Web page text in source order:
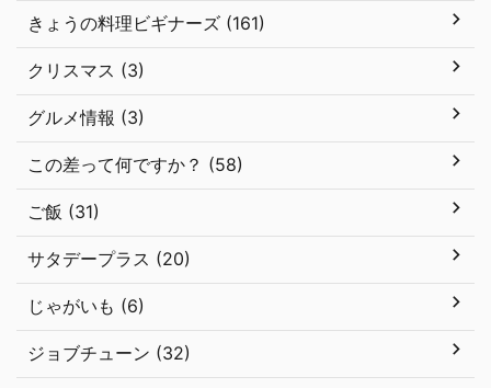
きょうの料理ビギナーズ (161)
クリスマス (3)
グルメ情報 (3)
この差って何ですか？ (58)
ご飯 (31)
サタデープラス (20)
じゃがいも (6)
ジョブチューン (32)